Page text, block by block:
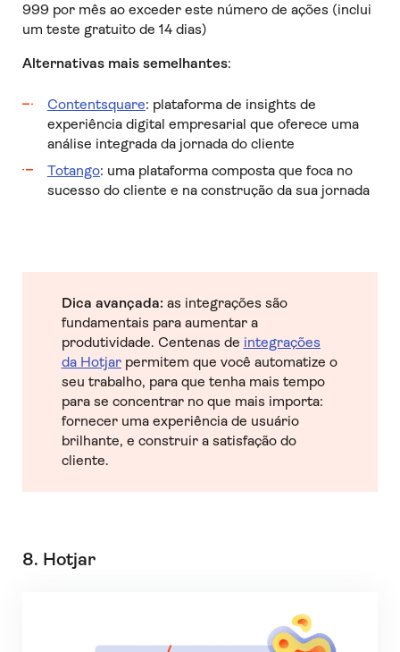
999 por mês ao exceder este número de ações (inclui
um teste gratuito de 14 dias)
Alternativas mais semelhantes:
Contentsquare: plataforma de insights de
experiência digital empresarial que oferece uma
análise integrada da jornada do cliente
Totango: uma plataforma composta que foca no
sucesso do cliente e na construção da sua jornada
Dica avançada: as integrações são
fundamentais para aumentar a
produtividade. Centenas de integrações
da Hotjarpermitem que você automatize o
seu trabalho, para que tenha mais tempo
para se concentrar no que mais importa:
fornecer uma experiência de usuário
brilhante, e construir a satisfação do
cliente.
8. Hotjar